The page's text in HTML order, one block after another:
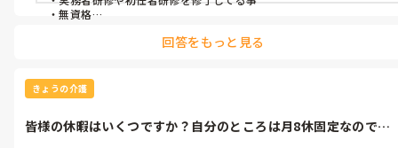
・無資格
回答をもっと見る
きょうの介護
皆様の休暇はいくつですか？自分のところは月8休固定なので年